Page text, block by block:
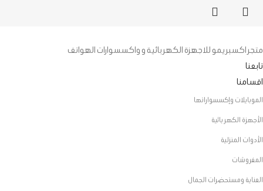
متجر اكسبريمو للاجهزة الكهربائية و واكسسوارات الهواتف
تابعنا
اقسامنا
الموبايلات وإكسسواراتها
الأجهزة الكهربائية
الأدوات المنزلية
المفروشات
العناية ومستحضرات الجمال